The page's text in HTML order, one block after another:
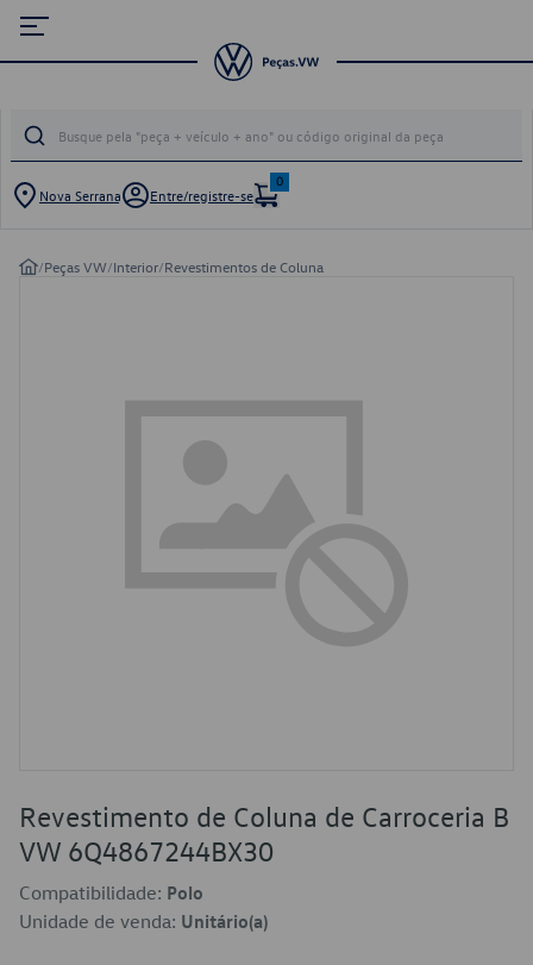
Nova Serrana Entre/registre-se
0
/Peças VW/Interior/Revestimentos de Coluna
Revestimento de Coluna de Carroceria B
VW 6Q4867244BX30
Compatibilidade: Polo
Unidade de venda: Unitário(a)